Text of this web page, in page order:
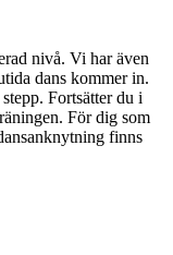
nivå. Vi har även
dans kommer in.
Fortsätter du i
För dig som
finns